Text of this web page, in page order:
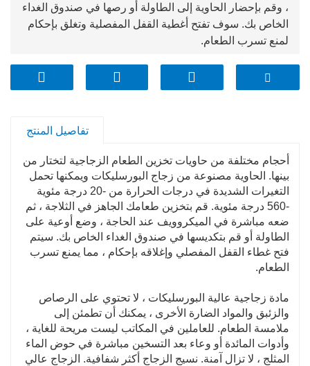
، وقم بإحضار الحاوية إلى الطاولة أو رصها في صندوق الغداء
الخاص بك. سوف تفتح أغطية القفل المفصلية وتغلق بإحكام
لمنع تسرب الطعام.
خالية من BPA
صديق للبيئة
حلقة سيليكون قابلة للإزالة
تفاصيل المنتج
أحجام مختلفة من حاويات تخزين الطعام الزجاجية لتختار من
بينها. الحاوية مصنوعة من زجاج البورسليكات ويمكنها تحمل
التغيرات الشديدة في درجات الحرارة من -20 درجة مئوية
-560 درجة مئوية. قم بتخزين طعامك الجاهز في الثلاجة ، ثم
ضعه مباشرة في الميكروويف عند الحاجة ، وضع أوعية على
الطاولة أو قم بتكديسها في صندوق الغداء الخاص بك. سيتم
فتح غطاء القفل المفصلي وإغلاقه بإحكام ، مما يمنع تسرب
الطعام.
مادة زجاجية عالية البورسليكات ، لا تحتوي على الرصاص
والزئبق والمواد الضارة الأخرى ، يمكنك أن تطمئن إلى
ملامسة الطعام. للعاملين في المكاتب ليست مريحة للغاية ،
وأدوات المائدة أو وعاء بعد التسخين مباشرة في حوض الماء
المثلج ، لا تزال آمنة. نسيج الزجاج أكثر شفافية. الزجاج عالي